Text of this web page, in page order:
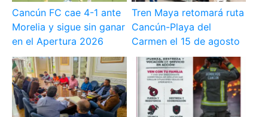
Cancún FC cae 4-1 ante
Morelia y sigue sin ganar
en el Apertura 2026
Tren Maya retomará ruta
Cancún-Playa del
Carmen el 15 de agosto